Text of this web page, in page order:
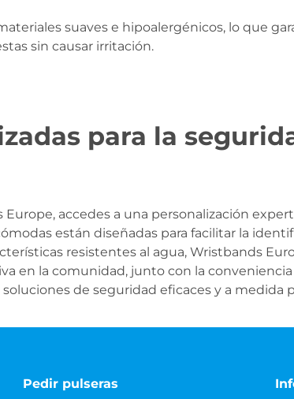
suaves e hipoalergénicos, lo que
sin causar irritación.
para la
accedes a una personalización
están diseñadas para facilitar la
resistentes al agua, Wristbands
en la comunidad, junto con la
de seguridad eficaces y a medida
Pedir pulseras